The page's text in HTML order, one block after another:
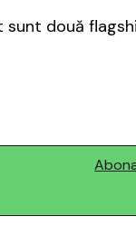
sunt două